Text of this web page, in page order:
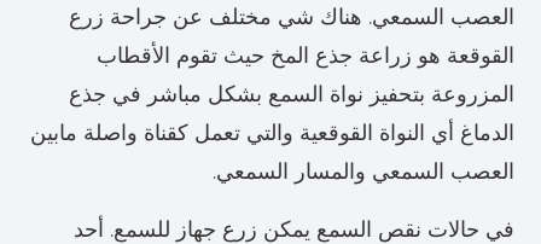
العصب السمعي. هناك شي مختلف عن جراحة زرع
القوقعة هو زراعة جذع المخ حيث تقوم الأقطاب
المزروعة بتحفيز نواة السمع بشكل مباشر في جذع
الدماغ أي النواة القوقعية والتي تعمل كقناة واصلة مابين
العصب السمعي والمسار السمعي.
في حالات نقص السمع يمكن زرع جهاز للسمع. أحد